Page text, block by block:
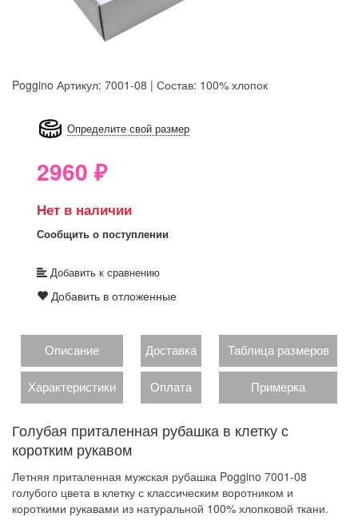
Poggino Артикул: 7001-08 | Состав: 100% хлопок
Определите свой размер
2960 ₽
Нет в наличии
Сообщить о поступлении
Добавить к сравнению
Добавить в отложенные
Описание Доставка Таблица размеров
Характеристики Оплата Примерка
Голубая приталенная рубашка в клетку с
коротким рукавом
Летняя приталенная мужская рубашка Poggino 7001-08
голубого цвета в клетку с классическим воротником и
короткими рукавами из натуральной 100% хлопковой ткани.